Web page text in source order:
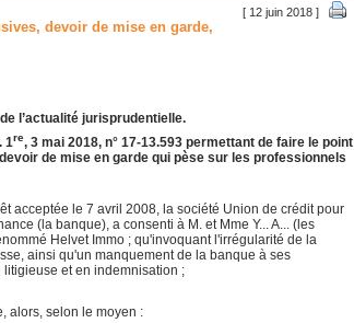
[ 12 juin 2018 ]
devoir de mise en garde,
l’actualité jurisprudentielle.
1re, 3 mai 2018, n° 17-13.593 permettant de faire le point
de mise en garde qui pèse sur les professionnels
acceptée le 7 avril 2008, la société Union de crédit pour
(la banque), a consenti à M. et Mme Y... A... (les
Helvet Immo ; qu'invoquant l'irrégularité de la
ainsi qu'un manquement de la banque à ses
et en indemnisation ;
alors, selon le moyen :